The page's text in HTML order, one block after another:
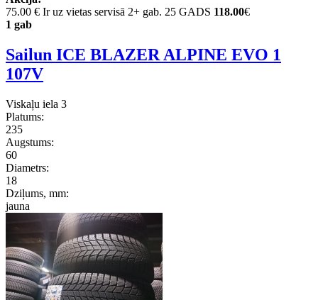
75.00 € Ir uz vietas servisā 2+ gab. 25 GADS 118.00€
1 gab
Sailun ICE BLAZER ALPINE EVO 1
107V
Viskaļu iela 3
Platums:
235
Augstums:
60
Diametrs:
18
Dziļums, mm:
jauna